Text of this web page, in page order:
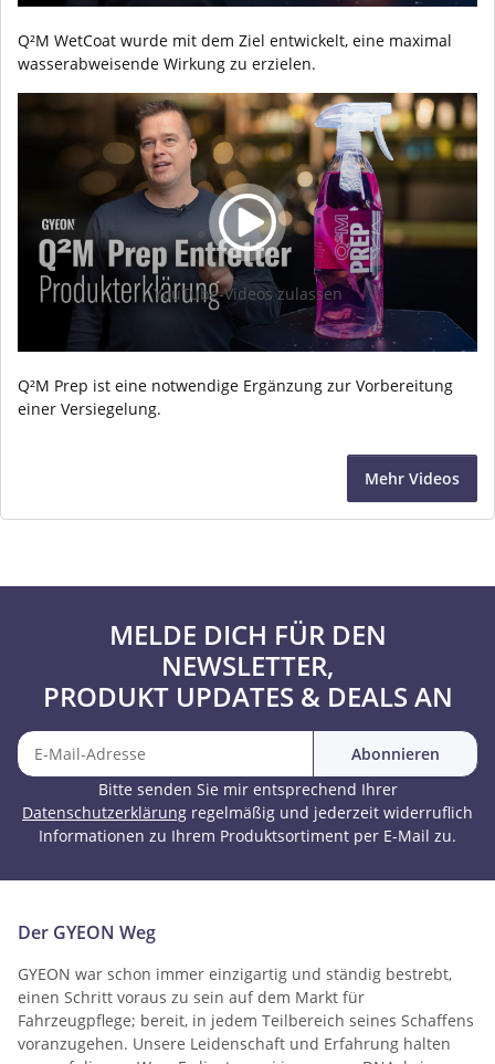
Q²M WetCoat wurde mit dem Ziel entwickelt, eine maximal
wasserabweisende Wirkung zu erzielen.
YouTube-Videos zulassen
Q²M Prep ist eine notwendige Ergänzung zur Vorbereitung
einer Versiegelung.
Mehr Videos
MELDE DICH FÜR DEN
NEWSLETTER,
PRODUKT UPDATES & DEALS AN
Abonnieren
Bitte senden Sie mir entsprechend Ihrer
Datenschutzerklärung regelmäßig und jederzeit widerruflich
Informationen zu Ihrem Produktsortiment per E-Mail zu.
Der GYEON Weg
GYEON war schon immer einzigartig und ständig bestrebt,
einen Schritt voraus zu sein auf dem Markt für
Fahrzeugpflege; bereit, in jedem Teilbereich seines Schaffens
voranzugehen. Unsere Leidenschaft und Erfahrung halten